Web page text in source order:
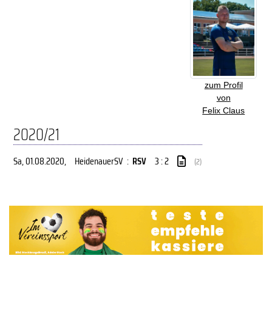
zum Profil
von
Felix Claus
2020/21
Sa, 01.08.2020, HeidenauerSV : RSV 3 : 2 (2)